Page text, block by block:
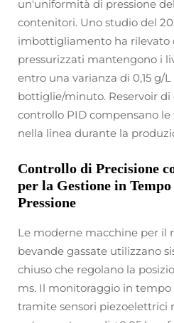
un'uniformità di pressione
contenitori. Uno studio del
imbottigliamento ha rilevato
pressurizzati mantengono i
entro una varianza di 0,15 g/
bottiglie/minuto. Reservoir di
controllo PID compensano
nella linea durante la
Controllo di Precisione
per la Gestione in
Pressione
Le moderne macchine per il
bevande gassate utilizzano
chiuso che regolano la
ms. Il monitoraggio in tempo
tramite sensori piezoelettrici